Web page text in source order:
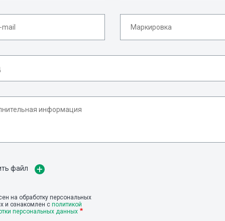
файл
на обработку персональных
и ознакомлен с политикой
персональных данных